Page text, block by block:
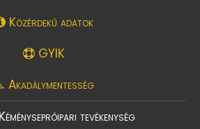
Közérdekű adatok
GYIK
Akadálymentesség
tevékenység